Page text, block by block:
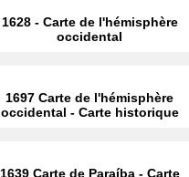
1628 - Carte de l'hémisphère
occidental
1697 Carte de l'hémisphère
occidental - Carte historique
1639 Carte de Paraíba - Carte